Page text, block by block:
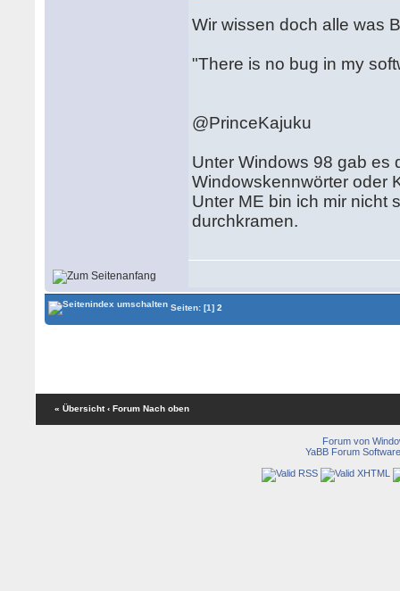
Wir wissen doch alle was
"There is no bug in my
@PrinceKajuku
Unter Windows 98 gab es
Windowskennwörter oder
Unter ME bin ich mir nicht
durchkramen.
Seiten:[1] 2
« Übersicht ‹ Forum Nach oben
Forum von
YaBB Forum Software